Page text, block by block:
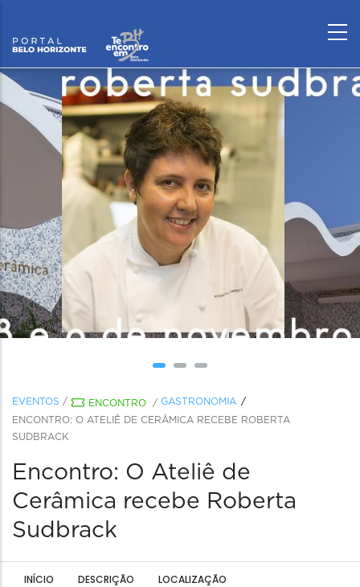
EVENTOS / ENCONTRO / GASTRONOMIA
ENCONTRO: O ATELIÊ DE CERÂMICA RECEBE ROBERTA
SUDBRACK
Encontro: O Ateliê de
Cerâmica recebe Roberta
Sudbrack
INÍCIO DESCRIÇÃO LOCALIZAÇÃO